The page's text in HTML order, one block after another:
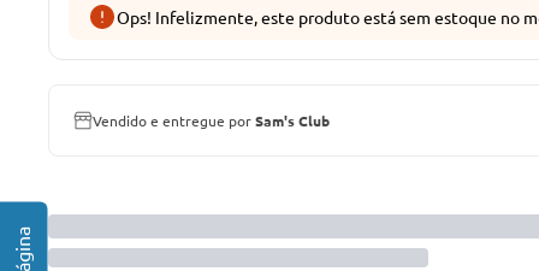
Ops! Infelizmente, este produto está sem estoque no
Vendido e entregue porSam's Club